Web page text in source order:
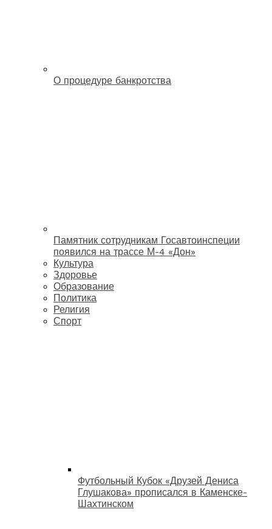
О процедуре банкротства
Памятник сотрудникам Госавтоинспеции
появился на трассе М-4 «Дон»
Культура
Здоровье
Образование
Политика
Религия
Спорт
Футбольный Кубок «Друзей Дениса
Глушакова» прописался в Каменске-
Шахтинском